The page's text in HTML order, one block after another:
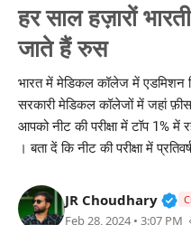
देश
जालोर
खेल
शिक्षा
हर साल हज़ारों
जाते हैं रुस
भारत में मेडिकल कॉलेज में एडमिशन
सरकारी मेडिकल कॉलेजों में जहां
आपको नीट की परीक्षा में टॉप 1% में
। बता दें कि नीट की परीक्षा में
JR Choudhary
Feb 28, 2024 • 3:07 PM